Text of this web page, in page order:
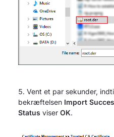
Vent et par sekunder,
bekræftelsen Import
Status viser OK.